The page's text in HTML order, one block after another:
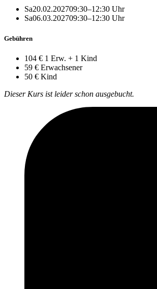
Sa20.02.202709:30–12:30 Uhr
Sa06.03.202709:30–12:30 Uhr
Gebühren
104 € 1 Erw. + 1 Kind
59 € Erwachsener
50 € Kind
Dieser Kurs ist leider schon ausgebucht.